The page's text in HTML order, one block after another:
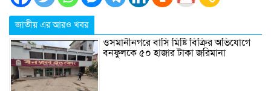
জাতীয় এর আরও খবর
ওসমানীনগরে বাসি মিষ্টি বিক্রির অভিযোগে
বনফুলকে ৫০ হাজার টাকা জরিমানা